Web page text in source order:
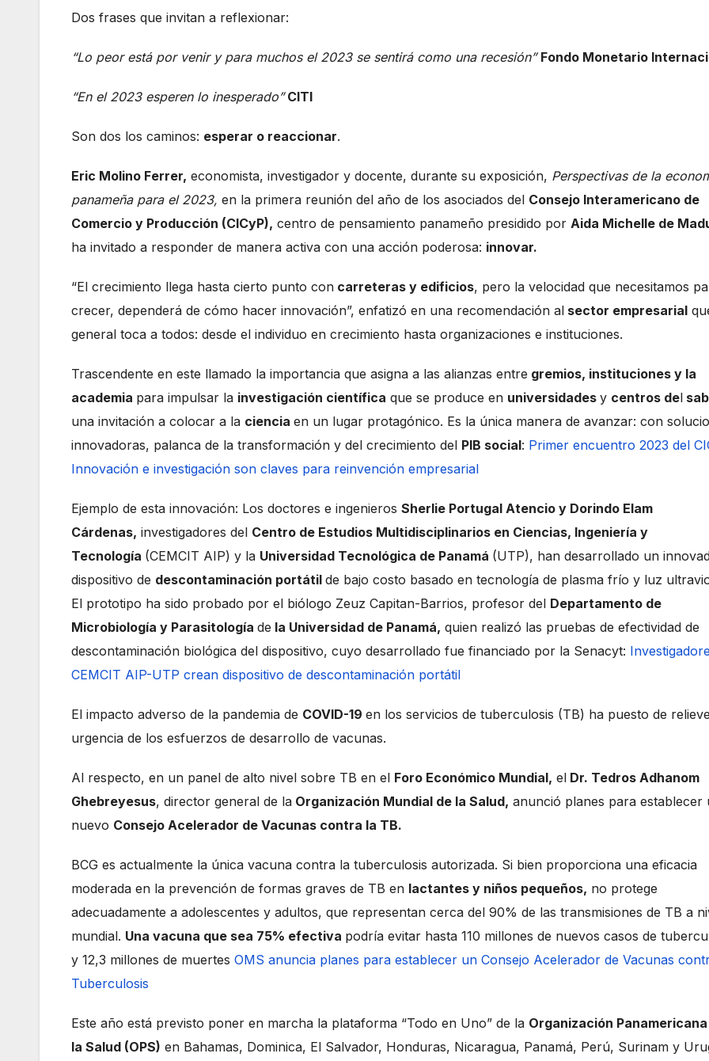
Dos frases que invitan a reflexionar:
“Lo peor está por venir y para muchos el 2023 se sentirá como una recesión” Fondo Monetario
“En el 2023 esperen lo inesperado”CITI
Son dos los caminos: esperar o reaccionar.
Eric Molino Ferrer, economista, investigador y docente, durante su exposición, Perspectivas de la
panameña para el 2023, en la primera reunión del año de los asociados del Consejo Interamericano de
Comercio y Producción (CICyP), centro de pensamiento panameño presidido por Aida Michelle de
ha invitado a responder de manera activa con una acción poderosa: innovar.
“El crecimiento llega hasta cierto punto con carreteras y edificios, pero la velocidad que necesitamos
crecer, dependerá de cómo hacer innovación”, enfatizó en una recomendación al sector empresarial
general toca a todos: desde el individuo en crecimiento hasta organizaciones e instituciones.
Trascendente en este llamado la importancia que asigna a las alianzas entre gremios, instituciones y la
academia para impulsar la investigación científica que se produce en universidades y centros del
una invitación a colocar a la ciencia en un lugar protagónico. Es la única manera de avanzar: con
innovadoras, palanca de la transformación y del crecimiento del PIB social: Primer encuentro 2023 del
Innovación e investigación son claves para reinvención empresarial
Ejemplo de esta innovación: Los doctores e ingenieros Sherlie Portugal Atencio y Dorindo Elam
Cárdenas, investigadores del Centro de Estudios Multidisciplinarios en Ciencias, Ingeniería y
Tecnología (CEMCIT AIP) y la Universidad Tecnológica de Panamá (UTP), han desarrollado un
dispositivo de descontaminación portátil de bajo costo basado en tecnología de plasma frío y luz
El prototipo ha sido probado por el biólogo Zeuz Capitan-Barrios, profesor del Departamento de
Microbiología y Parasitología de la Universidad de Panamá, quien realizó las pruebas de efectividad de
descontaminación biológica del dispositivo, cuyo desarrollado fue financiado por la Senacyt:
CEMCIT AIP-UTP crean dispositivo de descontaminación portátil
El impacto adverso de la pandemia de COVID-19 en los servicios de tuberculosis (TB) ha puesto de
urgencia de los esfuerzos de desarrollo de vacunas.
Al respecto, en un panel de alto nivel sobre TB en el Foro Económico Mundial, el Dr. Tedros Adhanom
Ghebreyesus, director general de la Organización Mundial de la Salud, anunció planes para establecer
nuevo Consejo Acelerador de Vacunas contra la TB.
BCG es actualmente la única vacuna contra la tuberculosis autorizada. Si bien proporciona una eficacia
moderada en la prevención de formas graves de TB en lactantes y niños pequeños, no protege
adecuadamente a adolescentes y adultos, que representan cerca del 90% de las transmisiones de TB a
mundial. Una vacuna que sea 75% efectiva podría evitar hasta 110 millones de nuevos casos de
y 12,3 millones de muertes OMS anuncia planes para establecer un Consejo Acelerador de Vacunas
Tuberculosis
Este año está previsto poner en marcha la plataforma “Todo en Uno” de la Organización
la Salud (OPS) en Bahamas, Dominica, El Salvador, Honduras, Nicaragua, Panamá, Perú, Surinam y